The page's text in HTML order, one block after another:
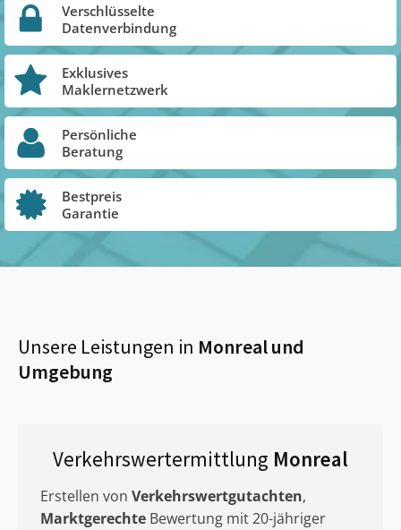
Verschlüsselte
Datenverbindung
Exklusives
Maklernetzwerk
Persönliche
Beratung
Bestpreis
Garantie
Unsere Leistungen in Monrealund
Umgebung
Verkehrswertermittlung Monreal
Erstellen von Verkehrswertgutachten,
Marktgerechte Bewertung mit 20-jähriger